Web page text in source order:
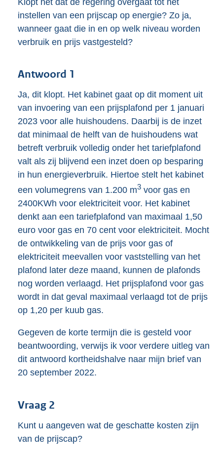
instellen van een prijscap op energie? Zo ja,
wanneer gaat die in en op welk niveau worden
verbruik en prijs vastgesteld?
Antwoord 1
Ja, dit klopt. Het kabinet gaat op dit moment uit
van invoering van een prijsplafond per 1 januari
2023 voor alle huishoudens. Daarbij is de inzet
dat minimaal de helft van de huishoudens wat
betreft verbruik volledig onder het tariefplafond
valt als zij blijvend een inzet doen op besparing
in hun energieverbruik. Hiertoe stelt het kabinet
een volumegrens van 1.200 m3 voor gas en
2400KWh voor elektriciteit voor. Het kabinet
denkt aan een tariefplafond van maximaal 1,50
euro voor gas en 70 cent voor elektriciteit. Mocht
de ontwikkeling van de prijs voor gas of
elektriciteit meevallen voor vaststelling van het
plafond later deze maand, kunnen de plafonds
nog worden verlaagd. Het prijsplafond voor gas
wordt in dat geval maximaal verlaagd tot de prijs
op 1,20 per kuub gas.
Gegeven de korte termijn die is gesteld voor
beantwoording, verwijs ik voor verdere uitleg van
dit antwoord kortheidshalve naar mijn brief van
20 september 2022.
Vraag 2
Kunt u aangeven wat de geschatte kosten zijn
van de prijscap?